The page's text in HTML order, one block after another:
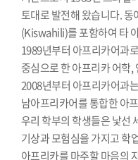
토대로 발전해 왔습니다.
(Kiswahili)를 포함하여 타
1989년부터 아프리카어과
중심으로 한 아프리카 어학,
2008년부터 아프리카어과
남아프리카어를 통합한 아
우리 학부의 학생들은 낯선
기상과 모험심을 가지고 학
아프리카를 마주할 마음의